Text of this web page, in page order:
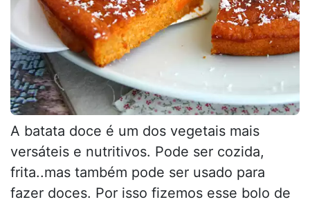
A batata doce é um dos vegetais mais
versáteis e nutritivos. Pode ser cozida,
frita..mas também pode ser usado para
fazer doces. Por isso fizemos esse bolo de